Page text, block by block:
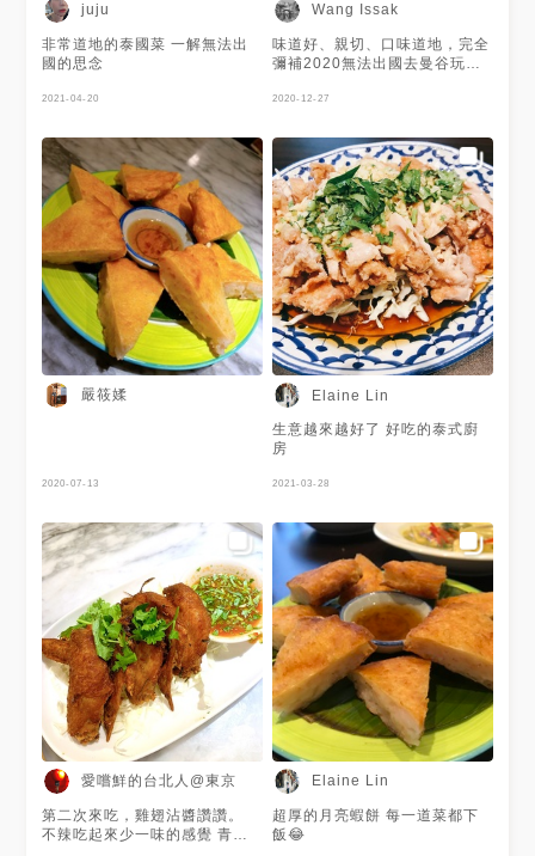
juju
非常道地的泰國菜 一解無法出
國的思念
2021-04-20
Wang Issak
味道好、親切、口味道地，完全
彌補2020無法出國去曼谷玩的
推。
2020-12-27
嚴筱媃
2020-07-13
Elaine Lin
生意越來越好了 好吃的泰式廚
房
2021-03-28
愛嚐鮮的台北人@東京
第二次來吃，雞翅沾醬讚讚。
不辣吃起來少一味的感覺 青木
Elaine Lin
超厚的月亮蝦餅 每一道菜都下
飯😂